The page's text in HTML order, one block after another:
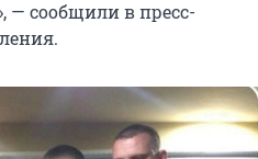
сообщили в пресс-